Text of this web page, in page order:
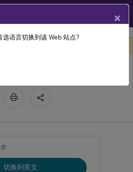
Profile Management 2206
弃
切换到英文
×
语言切换到该 Web 站点?